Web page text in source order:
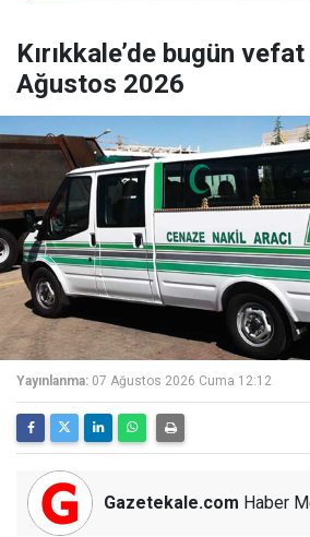
Kırıkkale’de bugün
Ağustos 2026
Yayınlanma: 07 Ağustos 2026 Cuma 12:12
Gazetekale.com Haber